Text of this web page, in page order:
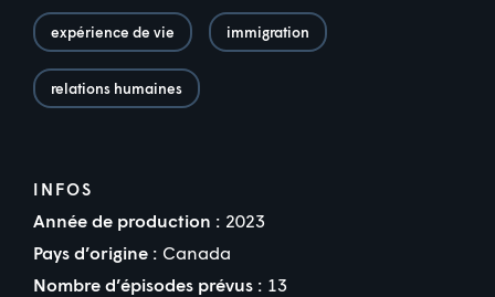
expérience de vie immigration
relations humaines
INFOS
Année de production : 2023
Pays d’origine : Canada
Nombre d’épisodes prévus : 13